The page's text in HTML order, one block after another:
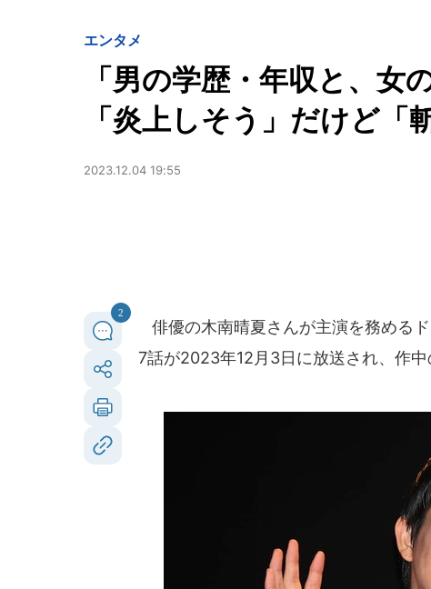
エンタメ
「男の学歴・年収と、
「炎上しそう」だけど
2023.12.04 19:55
2
俳優の木南晴夏さんが主演を務める
7話が2023年12月3日に放送され、作中